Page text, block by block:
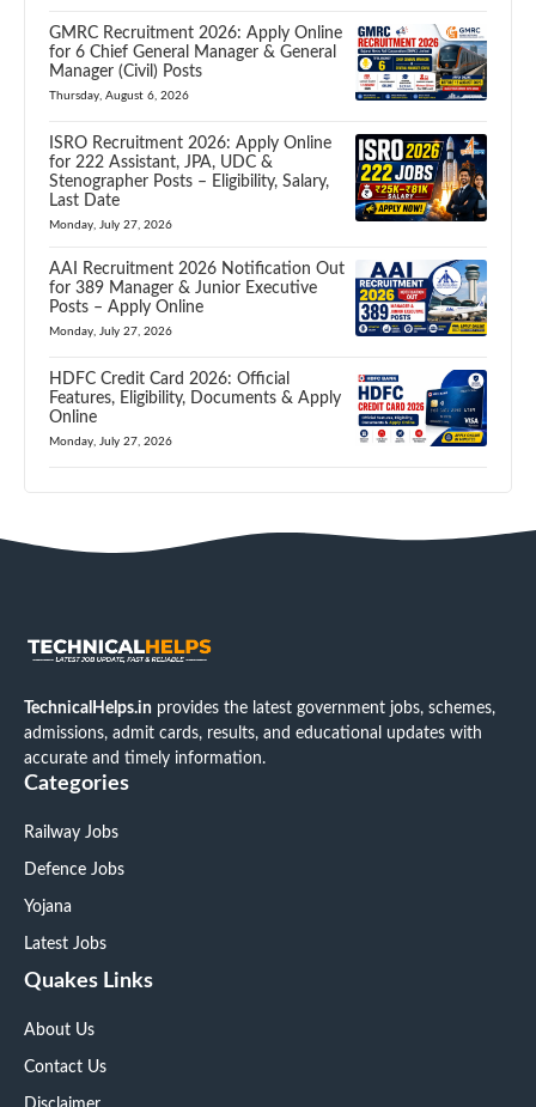
GMRC Recruitment 2026: Apply Online
for 6 Chief General Manager & General
Manager (Civil) Posts
Thursday, August 6, 2026
ISRO Recruitment 2026: Apply Online
for 222 Assistant, JPA, UDC &
Stenographer Posts – Eligibility, Salary,
Last Date
Monday, July 27, 2026
AAI Recruitment 2026 Notification Out
for 389 Manager & Junior Executive
Posts – Apply Online
Monday, July 27, 2026
HDFC Credit Card 2026: Official
Features, Eligibility, Documents & Apply
Online
Monday, July 27, 2026
TechnicalHelps.in provides the latest government jobs, schemes,
admissions, admit cards, results, and educational updates with
accurate and timely information.
Categories
Railway Jobs
Defence Jobs
Yojana
Latest Jobs
Quakes Links
About Us
Contact Us